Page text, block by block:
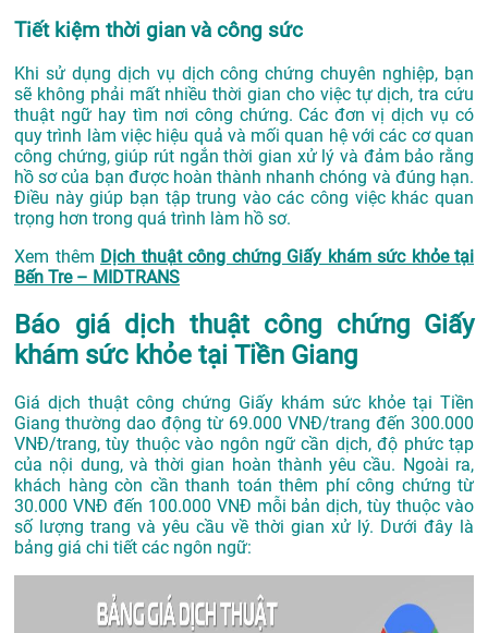
Tiết kiệm thời gian và công sức
Khi sử dụng dịch vụ dịch công chứng chuyên nghiệp, bạn
sẽ không phải mất nhiều thời gian cho việc tự dịch, tra cứu
thuật ngữ hay tìm nơi công chứng. Các đơn vị dịch vụ có
quy trình làm việc hiệu quả và mối quan hệ với các cơ quan
công chứng, giúp rút ngắn thời gian xử lý và đảm bảo rằng
hồ sơ của bạn được hoàn thành nhanh chóng và đúng hạn.
Điều này giúp bạn tập trung vào các công việc khác quan
trọng hơn trong quá trình làm hồ sơ.
Xem thêm Dịch thuật công chứng Giấy khám sức khỏe tại
Bến Tre – MIDTRANS
Báo giá dịch thuật công chứng Giấy
khám sức khỏe tại Tiền Giang
Giá dịch thuật công chứng Giấy khám sức khỏe tại Tiền
Giang thường dao động từ 69.000 VNĐ/trang đến 300.000
VNĐ/trang, tùy thuộc vào ngôn ngữ cần dịch, độ phức tạp
của nội dung, và thời gian hoàn thành yêu cầu. Ngoài ra,
khách hàng còn cần thanh toán thêm phí công chứng từ
30.000 VNĐ đến 100.000 VNĐ mỗi bản dịch, tùy thuộc vào
số lượng trang và yêu cầu về thời gian xử lý. Dưới đây là
bảng giá chi tiết các ngôn ngữ: